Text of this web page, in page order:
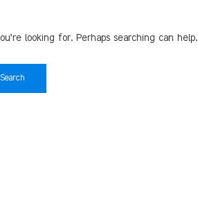
looking for. Perhaps searching can help.